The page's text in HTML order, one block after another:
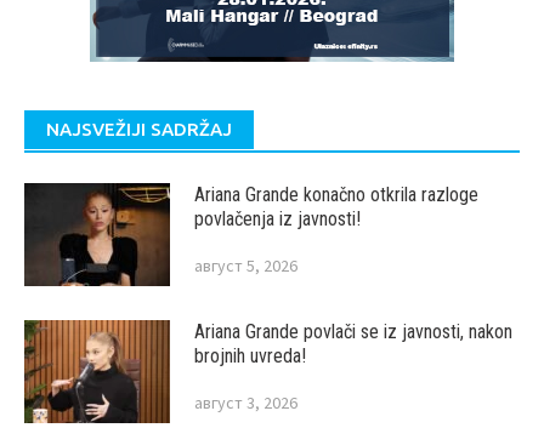
NAJSVEŽIJI SADRŽAJ
Ariana Grande konačno otkrila razloge
povlačenja iz javnosti!
август 5, 2026
Ariana Grande povlači se iz javnosti, nakon
brojnih uvreda!
август 3, 2026